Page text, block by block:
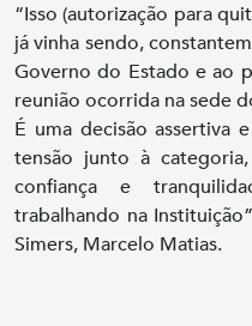
“Isso (autorização para
já vinha sendo,
Governo do Estado e ao
reunião ocorrida na sede
É uma decisão assertiva
tensão junto à
confiança e
trabalhando na
Simers, Marcelo Matias.